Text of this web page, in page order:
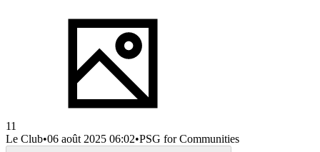
11
Le Club•06 août 2025 06:02•PSG for Communities